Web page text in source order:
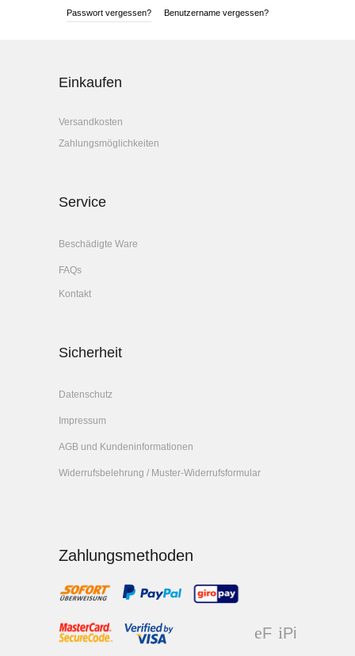
Passwort vergessen? Benutzername vergessen?
Einkaufen
Versandkosten
Zahlungsmöglichkeiten
Service
Beschädigte Ware
FAQs
Kontakt
Sicherheit
Datenschutz
Impressum
AGB und Kundeninformationen
Widerrufsbelehrung / Muster-Widerrufsformular
Zahlungsmethoden
F
Pi